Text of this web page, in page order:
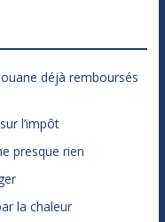
déjà remboursés
l’impôt
presque rien
la chaleur